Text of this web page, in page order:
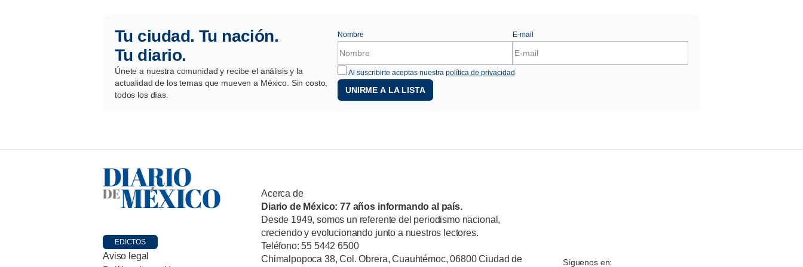
Tu ciudad. Tu nación.
Tu diario.
Únete a nuestra comunidad y recibe el análisis y la
actualidad de los temas que mueven a México. Sin costo,
todos los días.
Nombre E-mail
Al suscribirte aceptas nuestra política de privacidad
UNIRME A LA LISTA
EDICTOS
Aviso legal
Acerca de
Diario de México: 77 años informando al país.
Desde 1949, somos un referente del periodismo nacional,
creciendo y evolucionando junto a nuestros lectores.
Teléfono: 55 5442 6500
Chimalpopoca 38, Col. Obrera, Cuauhtémoc, 06800 Ciudad de
Síguenos en: